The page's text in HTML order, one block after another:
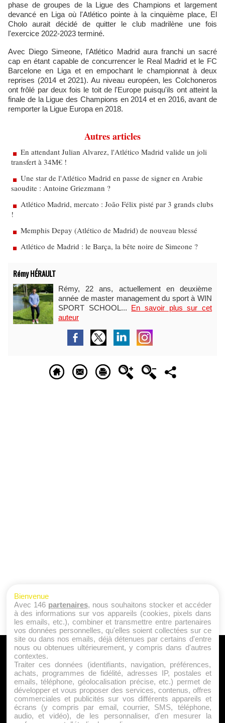
phase de groupes de la Ligue des Champions et largement
devancé en Liga où l'Atlético pointe à la cinquième place, El
Cholo aurait décidé de quitter le club madrilène une fois
l'exercice 2022-2023 terminé.
Avec Diego Simeone, l'Atlético Madrid aura franchi un sacré
cap en étant capable de concurrencer le Real Madrid et le FC
Barcelone en Liga et en empochant le championnat à deux
reprises (2014 et 2021). Au niveau européen, les Colchoneros
ont frôlé par deux fois le toit de l'Europe puisqu'ils ont atteint la
finale de la Ligue des Champions en 2014 et en 2016, avant de
remporter la Ligue Europa en 2018.
Autres articles
En attendant Julian Alvarez, l'Atlético Madrid valide un joli
transfert à 34M€ !
Une star de l'Atlético Madrid en passe de signer en Arabie
saoudite : Antoine Griezmann ?
Atlético Madrid, mercato : João Félix pisté par 3 grands clubs
!
Memphis Depay (Atlético de Madrid) de nouveau blessé
Atlético de Madrid : le Barça, la bête noire de Simeone ?
Rémy HÉRAULT
Rémy, 22 ans, actuellement en deuxième
année de master management du sport à WIN
SPORT SCHOOL... En savoir plus sur cet
auteur
A PROPOS
Qui sommes nous ?
Mentions Légales
Publicité
Politique de Cookies
Bienvenue
Avec 146 partenaires, nous souhaitons stocker et accéder
à des informations sur vos appareils (cookies, pixels dans
les emails, etc.), combiner et transmettre entre partenaires
vos données personnelles, qu'elles soient collectées sur ce
site ou dans nos emails, déjà détenues par certains d'entre
nous ou obtenues ultérieurement, y compris dans d'autres
contextes.
Traiter ces données (identifiants, navigation, préférences,
achats, programmes de fidélité, adresses IP, postales et
emails, téléphone, géolocalisation précise, etc.) permet de
développer et vous proposer des services, contenus, offres
commerciales et publicités sur vos différents appareils et
écrans (y compris par email, courrier, SMS, téléphone,
audio, et vidéo), de les personnaliser, d'en mesurer la